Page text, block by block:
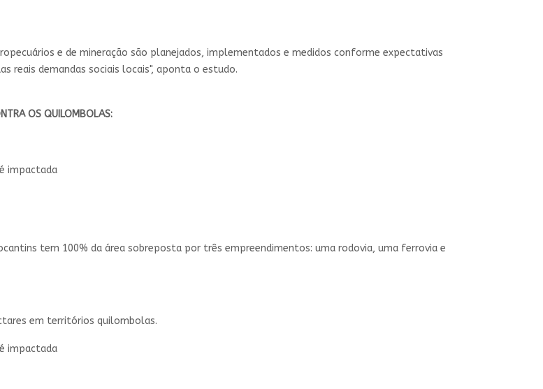
e de mineração são planejados, implementados e medidos conforme expectativas
reais demandas sociais locais", aponta o estudo.
OS QUILOMBOLAS:
impactada
tem 100% da área sobreposta por três empreendimentos: uma rodovia, uma ferrovia e
em territórios quilombolas.
impactada